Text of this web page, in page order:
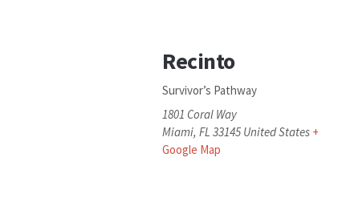
Recinto
Survivor’s Pathway
1801 Coral Way
Miami, FL 33145 United States +
Google Map